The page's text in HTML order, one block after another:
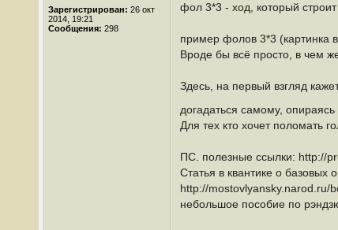
Зарегистрирован: 26 окт
2014, 19:21
Сообщения: 298
фол 3*3 - ход, который строит
пример фолов 3*3 (картинка
Вроде бы всё просто, в чем
Здесь, на первый взгляд
догадаться самому,
Для тех кто хочет поломать
ПС. полезные ссылки: http://
Статья в квантике о
http://mostovlyansky.narod.ru/
небольшое пособие по